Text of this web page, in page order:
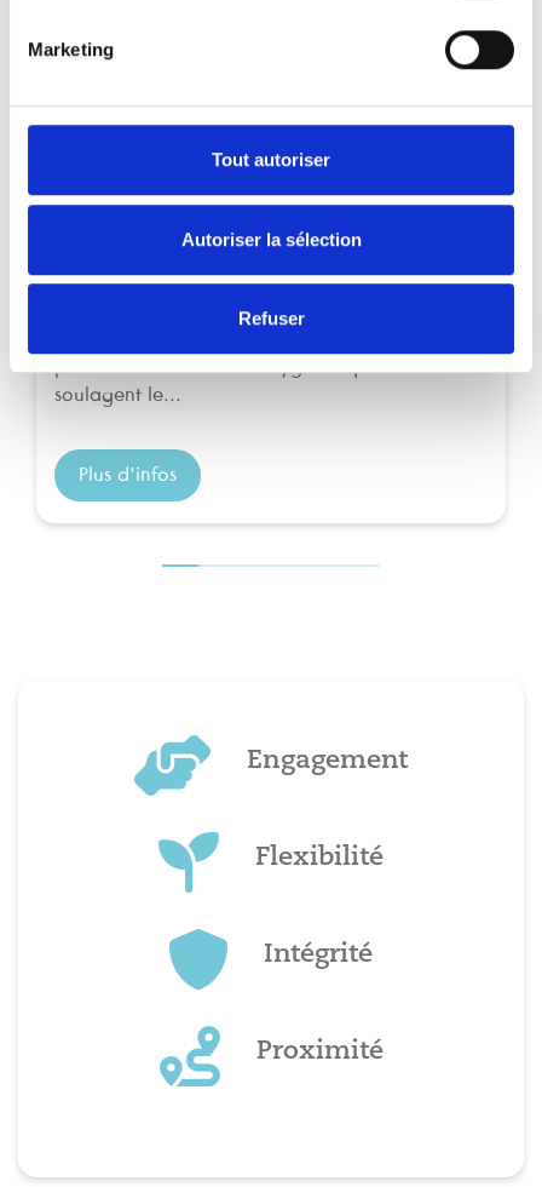
Marketing
Tout autoriser
Autoriser la sélection
Refuser
Febelcare Physio Mouche-Bébé
Febelcare Physio Mouche-Bébé avec 10 filtres supplémentaires
Febelcare Physio propose une gamme de sérums
soulagent le...
Plus d'infos
Engagement
Flexibilité
Intégrité
Proximité